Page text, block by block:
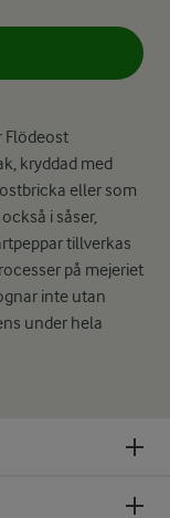
Flödeost
kryddad med
eller som
i såser,
tillverkas
på mejeriet
inte utan
under hela